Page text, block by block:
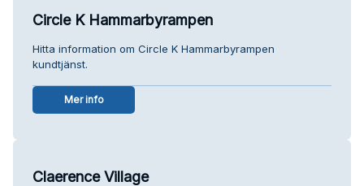
Circle K Hammarbyrampen
Hitta information om Circle K Hammarbyrampen
kundtjänst.
Mer info
Claerence Village